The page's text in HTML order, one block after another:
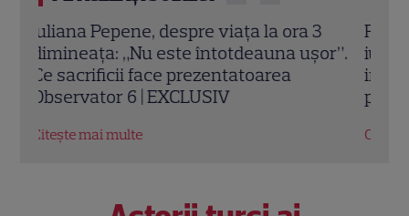
Poftiți pe la noi – Poftiți la întrecere, 27
iulie 2026: Iulia Albu, Victor Slav și Selina
intră în competiție. Ce surpriză le
pregătește Nea Mărin
Citește mai multe